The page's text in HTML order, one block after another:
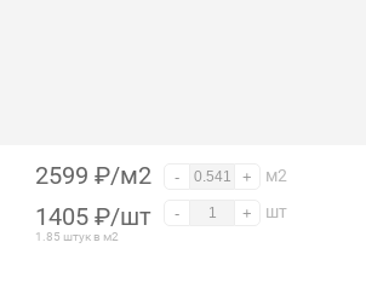
2599 ₽/м2 - + м2
1405 ₽/шт
1.85 штук в м2
- + шт